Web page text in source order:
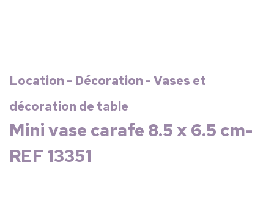
Location - Décoration - Vases et
décoration de table
Mini vase carafe 8.5 x 6.5 cm-
REF 13351